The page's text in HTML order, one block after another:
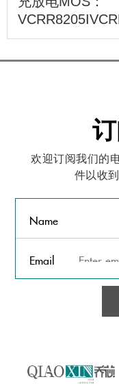
欢迎订阅我们的
件以收
Name
Email